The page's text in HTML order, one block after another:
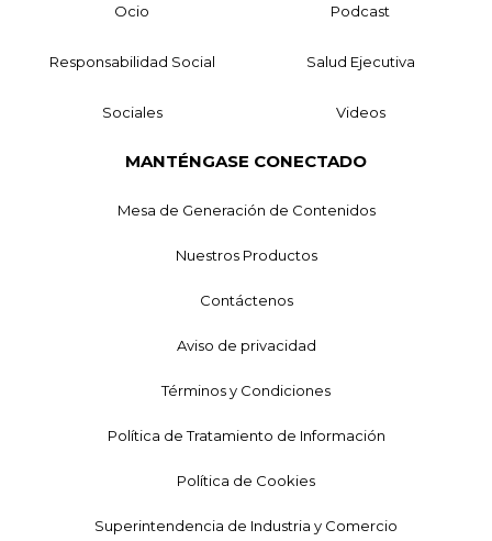
Ocio Podcast
Responsabilidad Social Salud Ejecutiva
Sociales Videos
MANTÉNGASE CONECTADO
Mesa de Generación de Contenidos
Nuestros Productos
Contáctenos
Aviso de privacidad
Términos y Condiciones
Política de Tratamiento de Información
Política de Cookies
Superintendencia de Industria y Comercio